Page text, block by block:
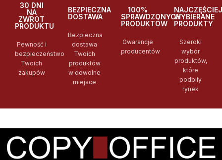
30 DNI
NA
ZWROT
PRODUKTU
Pewność i
bezpieczeństwo
Twoich
zakupów
BEZPIECZNA
DOSTAWA
Bezpieczna
dostawa
Twoich
produktów
w dowolne
miejsce
100%
SPRAWDZONYCH
PRODUKTÓW
Gwarancje
producentów
NAJCZĘŚCIEJ
WYBIERANE
PRODUKTY
Szeroki
wybór
produktów,
które
podbiły
rynek